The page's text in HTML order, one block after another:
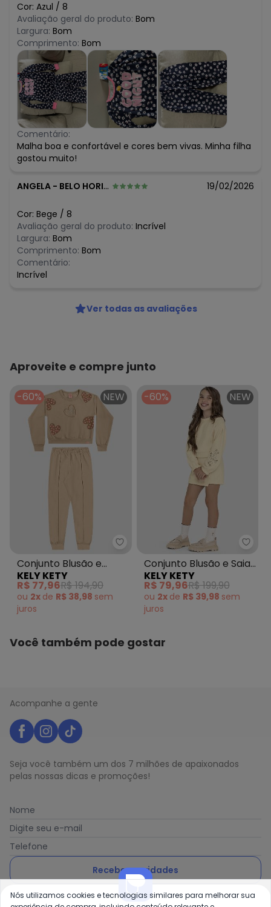
Cor: Azul / 8
Avaliação geral do produto: Bom
Largura: Bom
Comprimento: Bom
Comentário:
Malha boa e confortável e cores bem vivas. Minha filha
gostou muito!
ANGELA - BELO HORIZONTE - MG 19/02/2026
Cor: Bege / 8
Avaliação geral do produto: Incrível
Largura: Bom
Comprimento: Bom
Comentário:
Incrível
Ver todas as avaliações
Aproveite e compre junto
-60% NEW
Kely Kety - Conjunto Blusão e
Conjunto Blusão e
Calça em Moletom
Bege
KELY KETY
R$ 77,96R$ 194,90
ou 2x de R$ 38,98 sem
juros
-60% NEW
Kely
Conjunto Blusão e Saia
Moletom Persa Bege
KELY KETY
R$ 79,96R$ 199,90
ou 2x de R$ 39,98 sem
juros
Você também pode gostar
Acompanhe a gente
Seja você também um dos 7 milhões de apaixonados
pelas nossas dicas e promoções!
Nome
Digite seu e-mail
Telefone
Receber novidades
Ao enviar o cadastro, você concorda com a nossa Política
Nós utilizamos cookies e tecnologias similares para melhorar sua